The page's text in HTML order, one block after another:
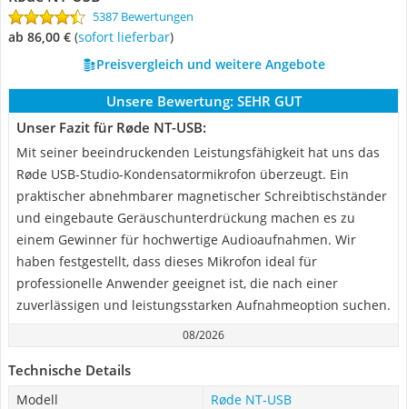
5387 Bewertungen
ab 86,00 € ( Sofort lieferbar)
Preisvergleich und weitere Angebote
Unsere Bewertung: SEHR GUT
Unser Fazit für Røde NT-USB:
Mit seiner beeindruckenden Leistungsfähigkeit hat uns das
Røde USB-Studio-Kondensatormikrofon überzeugt. Ein
praktischer abnehmbarer magnetischer Schreibtischständer
und eingebaute Geräuschunterdrückung machen es zu
einem Gewinner für hochwertige Audioaufnahmen. Wir
haben festgestellt, dass dieses Mikrofon ideal für
professionelle Anwender geeignet ist, die nach einer
zuverlässigen und leistungsstarken Aufnahmeoption suchen.
08/2026
Technische Details
Modell
Røde NT-USB